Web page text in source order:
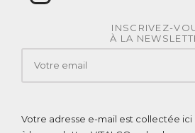
INSCRIVEZ-
À LA
Votre adresse e-mail est collectée